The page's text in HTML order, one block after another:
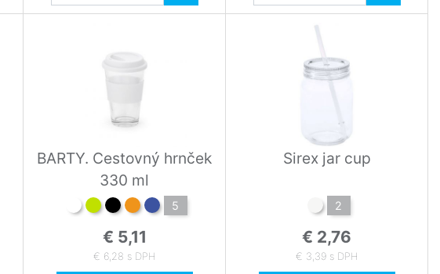
BARTY. Cestovný hrnček
330 ml
5
€ 5,11
€ 6,28 s DPH
Sirex jar cup
2
€ 2,76
€ 3,39 s DPH